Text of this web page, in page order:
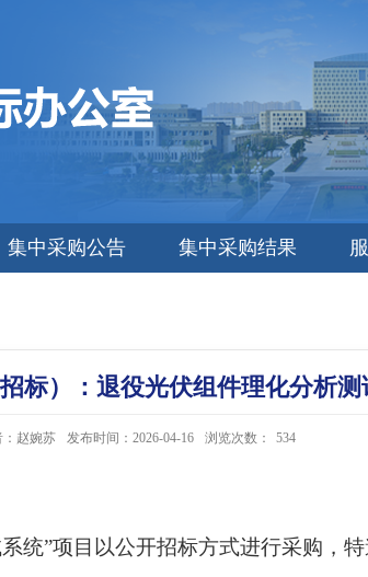
集中采购公告 集中采购结果
标）：退役光伏组件理化分析测
：赵婉苏 发布时间：2026-04-16 浏览次数： 534
统”项目以公开招标方式进行采购，